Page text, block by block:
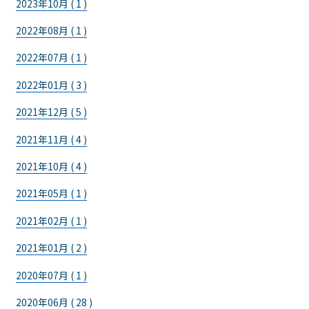
2023年10月 ( 1 )
2022年08月 ( 1 )
2022年07月 ( 1 )
2022年01月 ( 3 )
2021年12月 ( 5 )
2021年11月 ( 4 )
2021年10月 ( 4 )
2021年05月 ( 1 )
2021年02月 ( 1 )
2021年01月 ( 2 )
2020年07月 ( 1 )
2020年06月 ( 28 )